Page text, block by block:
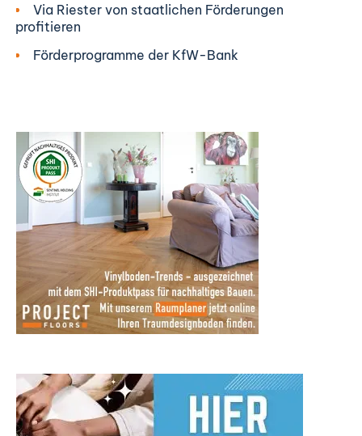
Via Riester von staatlichen Förderungen
profitieren
Förderprogramme der KfW-Bank